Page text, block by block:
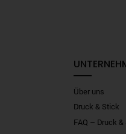
Über uns
Druck & Stick
FAQ – Druck